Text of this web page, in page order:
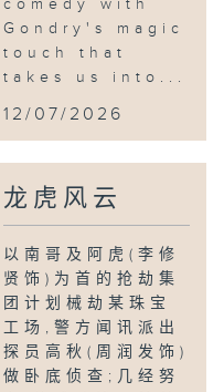
comedy with
Gondry's magic
touch that
takes us into...
12/07/2026
龙虎风云
以南哥及阿虎(李修
贤饰)为首的抢劫集
团计划械劫某珠宝
工场,警方闻讯派出
探员高秋(周润发饰)
做卧底侦查;几经努